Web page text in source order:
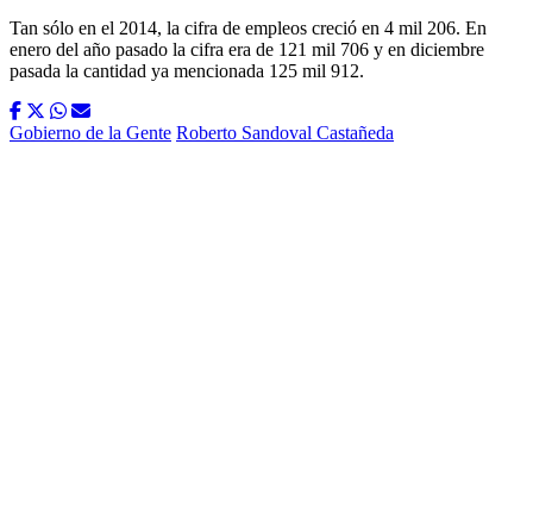
Tan sólo en el 2014, la cifra de empleos creció en 4 mil 206. En
enero del año pasado la cifra era de 121 mil 706 y en diciembre
pasada la cantidad ya mencionada 125 mil 912.
Gobierno de la Gente Roberto Sandoval Castañeda